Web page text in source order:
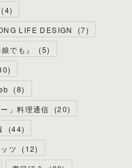
(4)
LIFE DESIGN
(7)
でも』 (5)
)
(8)
」料理通信
(20)
(44)
ツ
(12)